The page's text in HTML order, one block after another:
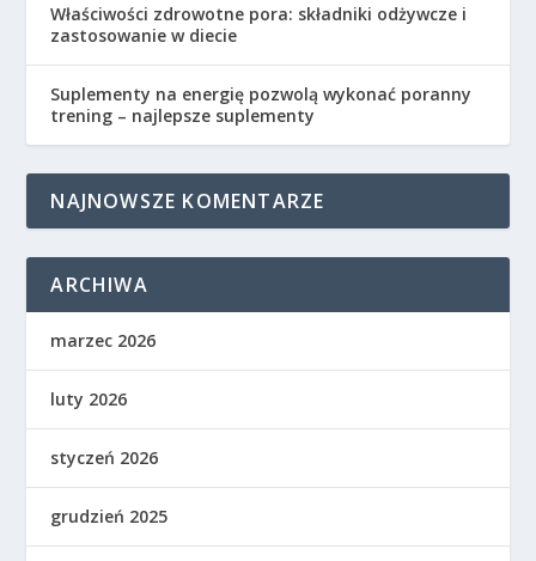
Właściwości zdrowotne pora: składniki odżywcze i
zastosowanie w diecie
Suplementy na energię pozwolą wykonać poranny
trening – najlepsze suplementy
NAJNOWSZE KOMENTARZE
ARCHIWA
marzec 2026
luty 2026
styczeń 2026
grudzień 2025